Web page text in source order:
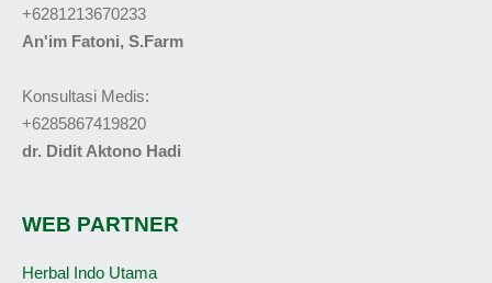
+6281213670233
An'im Fatoni, S.Farm
Konsultasi Medis:
+6285867419820
dr. Didit Aktono Hadi
WEB PARTNER
Herbal Indo Utama